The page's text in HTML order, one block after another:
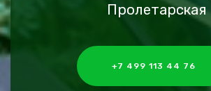
Пролетарская
+7 499 113 44 76